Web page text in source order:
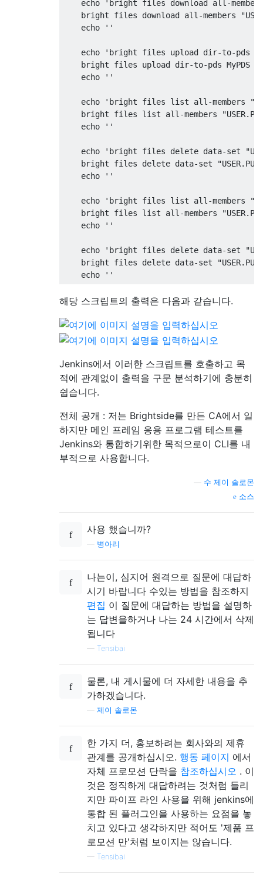
echo 'bright files download all-
bright files download all-members
    echo ''
echo 'bright files upload dir-to-pds
bright files upload dir-to-pds MyPDS
    echo ''
echo 'bright files list all-members
bright files list all-members
    echo ''
echo 'bright files delete data-set
bright files delete data-set
    echo ''
echo 'bright files list all-members
bright files list all-members
    echo ''
echo 'bright files delete data-set
bright files delete data-set
해당 스크립트의 출력은 다음과 같습니다.
Jenkins에서 이러한 스크립트를 호출하고 목
적에 관계없이 출력을 구문 분석하기에 충분히
쉽습니다.
전체 공개 : 저는 Brightside를 만든 CA에서 일
하지만 메인 프레임 응용 프로그램 테스트를
Jenkins와 통합하기위한 목적으로이 CLI를 내
부적으로 사용합니다.
수 제이 솔로몬
소스
사용 했습니까?
병아리
나는이, 심지어 원격으로 질문에 대답하
시기 바랍니다 수있는 방법을 참조하지
편집 이 질문에 대답하는 방법을 설명하
는 답변을하거나 나는 24 시간에서 삭제
됩니다
— Tensibai
물론, 내 게시물에 더 자세한 내용을 추
가하겠습니다.
제이 솔로몬
한 가지 더, 홍보하려는 회사와의 제휴
관계를 공개하십시오. 행동 페이지 에서
자체 프로모션 단락을 참조하십시오 . 이
것은 정직하게 대답하려는 것처럼 들리
지만 파이프 라인 사용을 위해 jenkins에
통합 된 플러그인을 사용하는 요점을 놓
치고 있다고 생각하지만 적어도 '제품 프
로모션 만'처럼 보이지는 않습니다.
— Tensibai